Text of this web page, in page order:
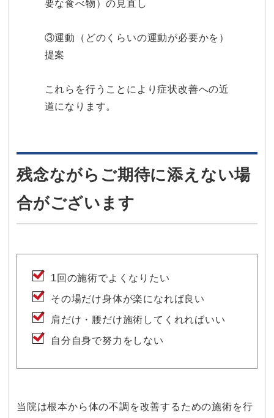
要な食べ物）の見直し
③運動（どのくらいの運動が必要かを）
提案
これらを行うことにより症状改善への近
道になります。
残念ながらご期待に添えない場
合がございます
1回の施術でよくなりたい
その場だけ身体が楽になれば良い
肩だけ・腰だけ施術してくれればいい
自分自身で努力をしない
当院は根本から体の不調を改善するための施術を行